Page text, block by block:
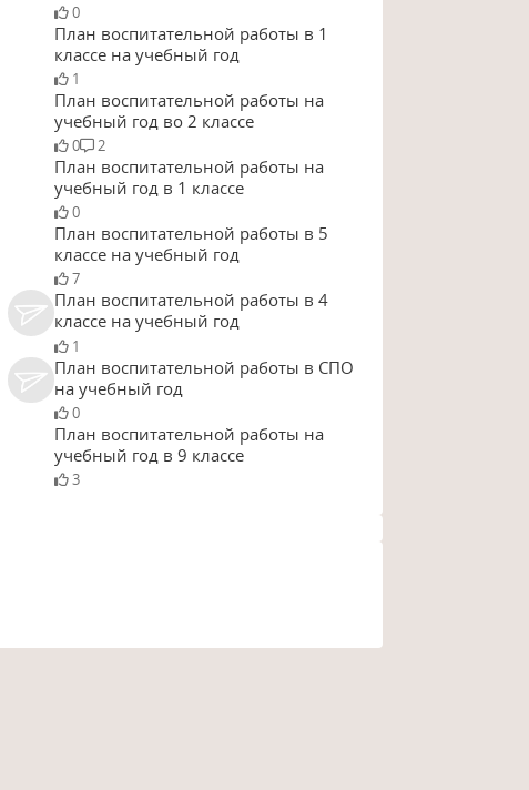
0
План воспитательной работы в 1
классе на учебный год
1
План воспитательной работы на
учебный год во 2 классе
0 2
План воспитательной работы на
учебный год в 1 классе
0
План воспитательной работы в 5
классе на учебный год
7
План воспитательной работы в 4
классе на учебный год
1
План воспитательной работы в СПО
на учебный год
0
План воспитательной работы на
учебный год в 9 классе
3